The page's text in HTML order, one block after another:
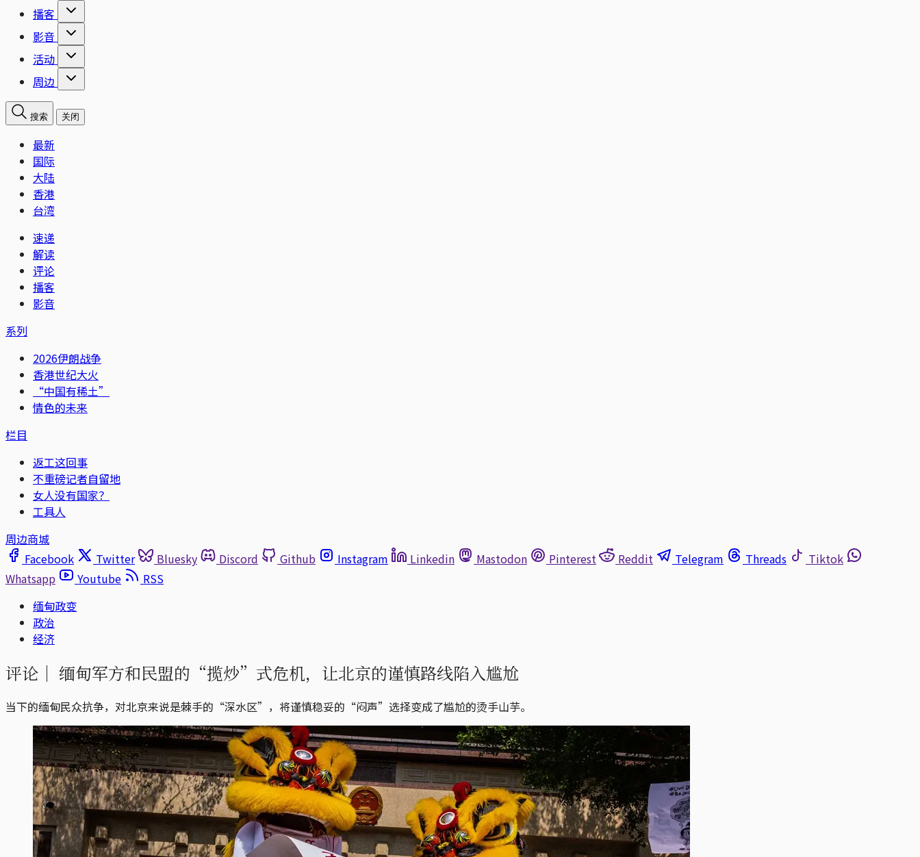
播客
影音
活动
周边
搜索 关闭
最新
国际
大陆
香港
台湾
速递
解读
评论
播客
影音
系列
2026伊朗战争
香港世纪大火
“中国有稀土”
情色的未来
栏目
返工这回事
不重磅记者自留地
女人没有国家？
工具人
周边商城
Facebook
Twitter Bluesky Discord Github Instagram Linkedin Mastodon Pinterest Reddit Telegram Threads
Tiktok
Whatsapp
Youtube
RSS
缅甸政变
政治
经济
评论｜ 缅甸军方和民盟的“揽炒”式危机，让北京的谨慎路线陷入尴尬
当下的缅甸民众抗争，对北京来说是棘手的“深水区”，将谨慎稳妥的“闷声”选择变成了尴尬的烫手山芋。